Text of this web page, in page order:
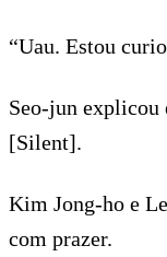
“Uau. Estou
Seo-jun explicou
[Silent].
Kim Jong-ho e
com prazer.